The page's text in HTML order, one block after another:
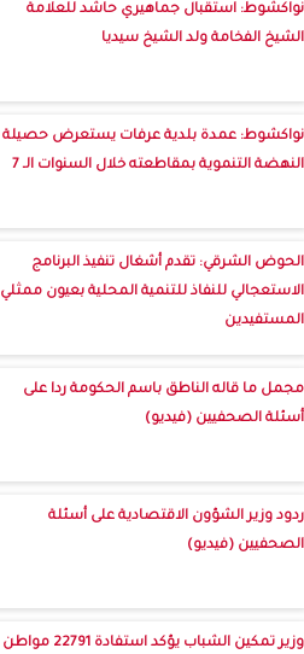
نواكشوط: استقبال جماهيري حاشد للعلامة
الشيخ الفخامة ولد الشيخ سيديا
نواكشوط: عمدة بلدية عرفات يستعرض حصيلة
النهضة التنموية بمقاطعته خلال السنوات الـ 7
الحوض الشرقي: تقدم أشغال تنفيذ البرنامج
الاستعجالي للنفاذ للتنمية المحلية بعيون ممثلي
المستفيدين
مجمل ما قاله الناطق باسم الحكومة ردا على
أسئلة الصحفيين (فيديو)
ردود وزير الشؤون الاقتصادية على أسئلة
الصحفيين (فيديو)
وزير تمكين الشباب يؤكد استفادة 22791 مواطن